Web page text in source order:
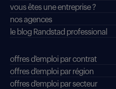
vous êtes une entreprise ?
nos agences
le blog Randstad professional
offres d'emploi par contrat
offres d'emploi par région
offres d'emploi par secteur